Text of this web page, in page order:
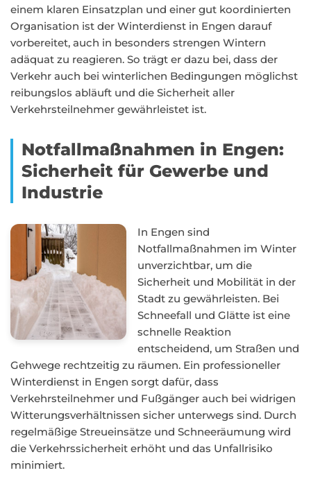
einem klaren Einsatzplan und einer gut koordinierten
Organisation ist der Winterdienst in Engen darauf
vorbereitet, auch in besonders strengen Wintern
adäquat zu reagieren. So trägt er dazu bei, dass der
Verkehr auch bei winterlichen Bedingungen möglichst
reibungslos abläuft und die Sicherheit aller
Verkehrsteilnehmer gewährleistet ist.
Notfallmaßnahmen in Engen:
Sicherheit für Gewerbe und
Industrie
In Engen sind
Notfallmaßnahmen im Winter
unverzichtbar, um die
Sicherheit und Mobilität in der
Stadt zu gewährleisten. Bei
Schneefall und Glätte ist eine
schnelle Reaktion
entscheidend, um Straßen und
Gehwege rechtzeitig zu räumen. Ein professioneller
Winterdienst in Engen sorgt dafür, dass
Verkehrsteilnehmer und Fußgänger auch bei widrigen
Witterungsverhältnissen sicher unterwegs sind. Durch
regelmäßige Streueinsätze und Schneeräumung wird
die Verkehrssicherheit erhöht und das Unfallrisiko
minimiert.